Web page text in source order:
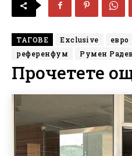
ТАГОВЕ Exclusive евро
референфум
Румен Радев
Прочетете